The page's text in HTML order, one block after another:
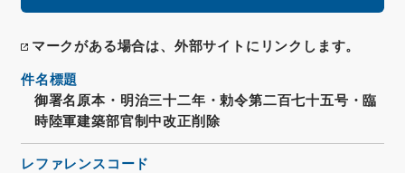
マークがある場合は、外部サイトにリンクします。
件名標題
御署名原本・明治三十二年・勅令第二百七十五号・臨
時陸軍建築部官制中改正削除
レファレンスコード